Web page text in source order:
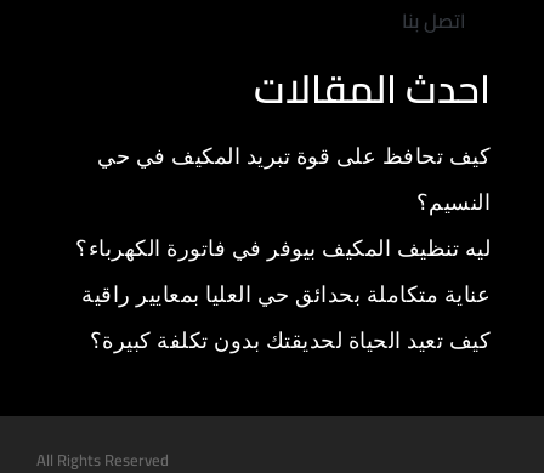
اتصل بنا
احدث المقالات
كيف تحافظ على قوة تبريد المكيف في حي
النسيم؟
ليه تنظيف المكيف بيوفر في فاتورة الكهرباء؟
عناية متكاملة بحدائق حي العليا بمعايير راقية
كيف تعيد الحياة لحديقتك بدون تكلفة كبيرة؟
All Rights Reserved